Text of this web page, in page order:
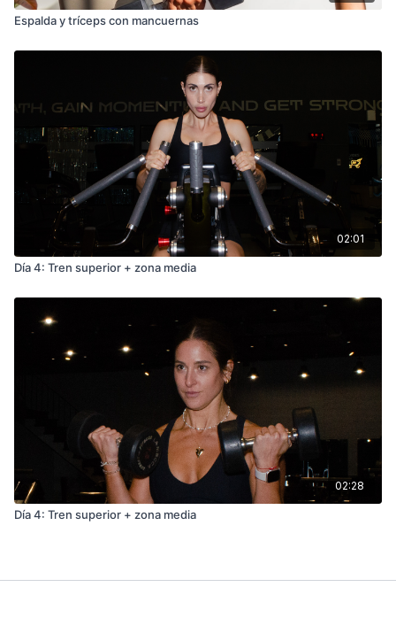
Espalda y tríceps con mancuernas
02:01
Día 4: Tren superior + zona media
02:28
Día 4: Tren superior + zona media